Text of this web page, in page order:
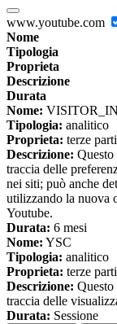
www.youtube.com
Nome
Tipologia
Proprieta
Descrizione
Durata
Nome:
Tipologia: analitico
Proprieta: terze parti
Descrizione: Questo
traccia delle
nei siti; può anche
utilizzando la nuova
Youtube.
Durata: 6 mesi
Nome: YSC
Tipologia: analitico
Proprieta: terze parti
Descrizione: Questo
traccia delle
Durata: Sessione